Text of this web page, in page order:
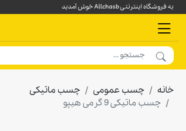
به فروشگاه اینترنتی Allchasb خوش آمدید
خانه چسب عمومی
چسب ماتیکی
چسب ماتيكی 9 گرمی هيپو